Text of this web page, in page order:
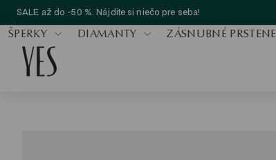
SALE až do -50 %. Nájdite si niečo pre seba!
ŠPERKY DIAMANTY ZÁSNUBNÉ PRSTENE